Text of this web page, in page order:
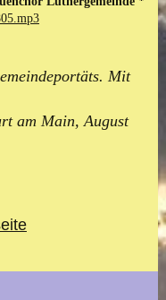
Mit
am Main, August